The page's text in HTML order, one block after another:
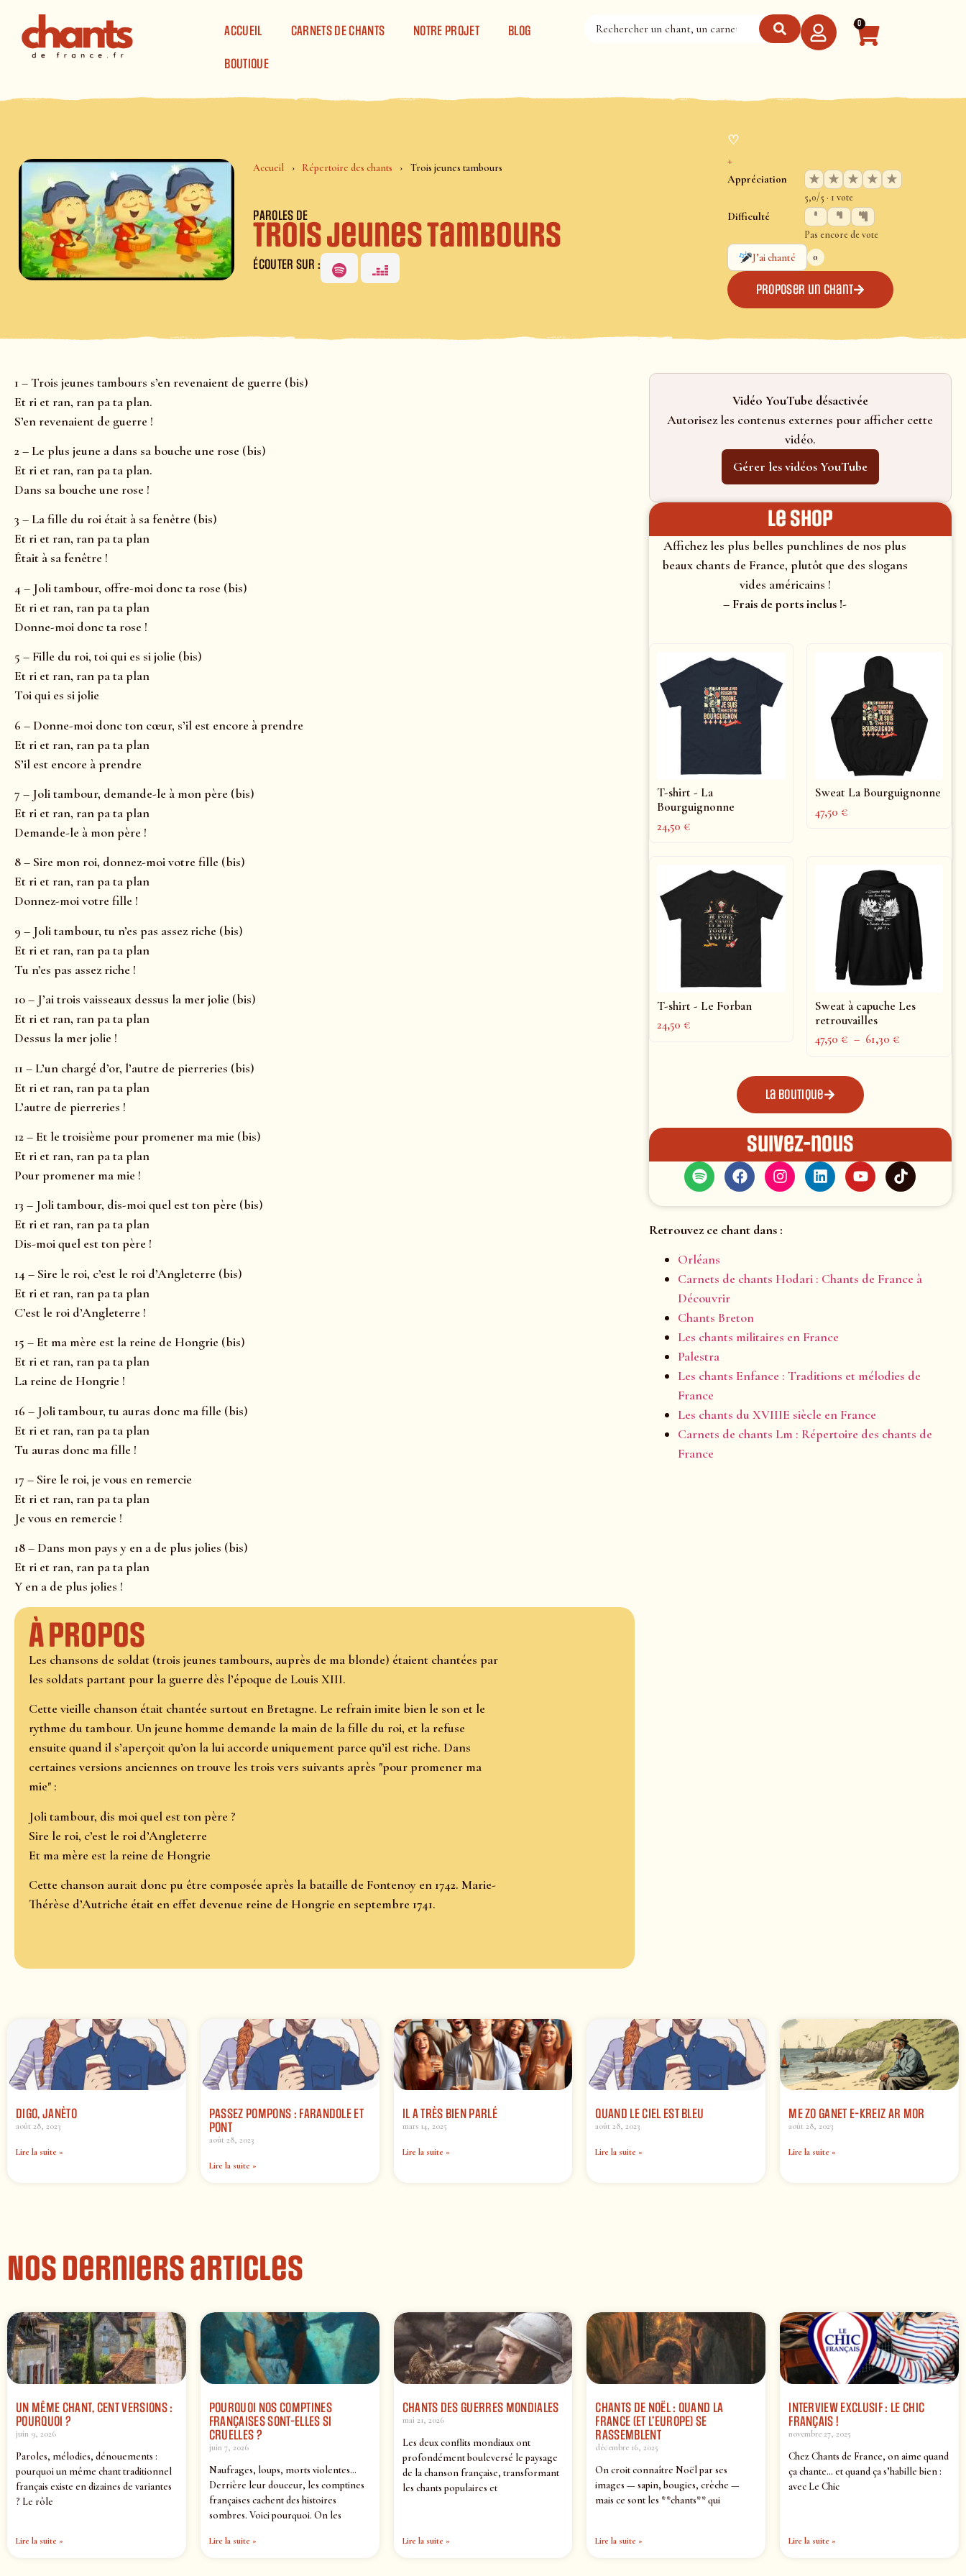
ACCUEIL
CARNETS DE CHANTS NOTRE PROJET BLOG
BOUTIQUE
0
Accueil Répertoire des chants Trois jeunes tambours
PAROLES DE
Trois jeunes tambours
ÉCOUTER SUR :
♡
+
Appréciation ★ ★ ★ ★ ★
5,0/5 · 1 vote
Difficulté
Pas encore de vote
J’ai chanté
0
Proposer un chant
1 – Trois jeunes tambours s’en revenaient de guerre (bis)
Et ri et ran, ran pa ta plan.
S’en revenaient de guerre !
2 – Le plus jeune a dans sa bouche une rose (bis)
Et ri et ran, ran pa ta plan.
Dans sa bouche une rose !
3 – La fille du roi était à sa fenêtre (bis)
Et ri et ran, ran pa ta plan
Était à sa fenêtre !
4 – Joli tambour, offre-moi donc ta rose (bis)
Et ri et ran, ran pa ta plan
Donne-moi donc ta rose !
5 – Fille du roi, toi qui es si jolie (bis)
Et ri et ran, ran pa ta plan
Toi qui es si jolie
6 – Donne-moi donc ton cœur, s’il est encore à prendre
Et ri et ran, ran pa ta plan
S’il est encore à prendre
7 – Joli tambour, demande-le à mon père (bis)
Et ri et ran, ran pa ta plan
Demande-le à mon père !
8 – Sire mon roi, donnez-moi votre fille (bis)
Et ri et ran, ran pa ta plan
Donnez-moi votre fille !
9 – Joli tambour, tu n’es pas assez riche (bis)
Et ri et ran, ran pa ta plan
Tu n’es pas assez riche !
10 – J’ai trois vaisseaux dessus la mer jolie (bis)
Et ri et ran, ran pa ta plan
Dessus la mer jolie !
11 – L’un chargé d’or, l’autre de pierreries (bis)
Et ri et ran, ran pa ta plan
L’autre de pierreries !
12 – Et le troisième pour promener ma mie (bis)
Et ri et ran, ran pa ta plan
Pour promener ma mie !
13 – Joli tambour, dis-moi quel est ton père (bis)
Et ri et ran, ran pa ta plan
Dis-moi quel est ton père !
14 – Sire le roi, c’est le roi d’Angleterre (bis)
Et ri et ran, ran pa ta plan
C’est le roi d’Angleterre !
15 – Et ma mère est la reine de Hongrie (bis)
Et ri et ran, ran pa ta plan
La reine de Hongrie !
16 – Joli tambour, tu auras donc ma fille (bis)
Et ri et ran, ran pa ta plan
Tu auras donc ma fille !
17 – Sire le roi, je vous en remercie
Et ri et ran, ran pa ta plan
Je vous en remercie !
18 – Dans mon pays y en a de plus jolies (bis)
Et ri et ran, ran pa ta plan
Y en a de plus jolies !
À propos
Les chansons de soldat (trois jeunes tambours, auprès de ma blonde) étaient chantées par
les soldats partant pour la guerre dès l’époque de Louis XIII.
Cette vieille chanson était chantée surtout en Bretagne. Le refrain imite bien le son et le
rythme du tambour. Un jeune homme demande la main de la fille du roi, et la refuse
ensuite quand il s’aperçoit qu’on la lui accorde uniquement parce qu’il est riche. Dans
certaines versions anciennes on trouve les trois vers suivants après "pour promener ma
mie" :
Joli tambour, dis moi quel est ton père ?
Sire le roi, c’est le roi d’Angleterre
Et ma mère est la reine de Hongrie
Cette chanson aurait donc pu être composée après la bataille de Fontenoy en 1742. Marie-
Thérèse d’Autriche était en effet devenue reine de Hongrie en septembre 1741.
Vidéo YouTube désactivée
Autorisez les contenus externes pour afficher cette
vidéo.
Gérer les vidéos YouTube
le shop
Affichez les plus belles punchlines de nos plus
beaux chants de France, plutôt que des slogans
vides américains !
– Frais de ports inclus !-
T-shirt - La
Bourguignonne
24,50€
Sweat La Bourguignonne
47,50€
T-shirt - Le Forban
24,50€
Sweat à capuche Les
retrouvailles
47,50€ – 61,30€
La boutique
Suivez-nous
Retrouvez ce chant dans :
Orléans
Carnets de chants Hodari : Chants de France à
Découvrir
Chants Breton
Les chants militaires en France
Palestra
Les chants Enfance : Traditions et mélodies de
France
Les chants du XVIIIE siècle en France
Carnets de chants Lm : Répertoire des chants de
France
DIGO, JANÈTO
août 28, 2023
Lire la suite »
PASSEZ POMPONS : FARANDOLE ET
PONT
août 28, 2023
Lire la suite »
IL A TRÈS BIEN PARLÉ
mars 14, 2025
Lire la suite »
QUAND LE CIEL EST BLEU
août 28, 2023
Lire la suite »
ME ZO GANET E-KREIZ AR MOR
août 28, 2023
Lire la suite »
Nos derniers articles
UN MÊME CHANT, CENT VERSIONS :
POURQUOI ?
juin 9, 2026
Paroles, mélodies, dénouements :
pourquoi un même chant traditionnel
français existe en dizaines de variantes
? Le rôle
Lire la suite »
POURQUOI NOS COMPTINES
FRANÇAISES SONT-ELLES SI
CRUELLES ?
juin 7, 2026
Naufrages, loups, morts violentes…
Derrière leur douceur, les comptines
françaises cachent des histoires
sombres. Voici pourquoi. On les
Lire la suite »
CHANTS DES GUERRES MONDIALES
mai 21, 2026
Les deux conflits mondiaux ont
profondément bouleversé le paysage
de la chanson française, transformant
les chants populaires et
Lire la suite »
CHANTS DE NOËL : QUAND LA
FRANCE (ET L’EUROPE) SE
RASSEMBLENT
décembre 16, 2025
On croit connaître Noël par ses
images — sapin, bougies, crèche —
mais ce sont les **chants** qui
Lire la suite »
INTERVIEW EXCLUSIF : LE CHIC
FRANÇAIS !
novembre 27, 2025
Chez Chants de France, on aime quand
ça chante… et quand ça s’habille bien :
avec Le Chic
Lire la suite »